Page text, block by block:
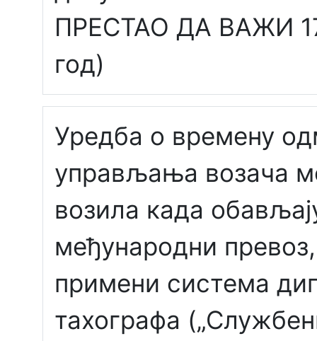
ПРЕСТАО ДА ВАЖИ
год)
Уредба о времену
управљања возача
возила када
међународни
примени система
тахографа